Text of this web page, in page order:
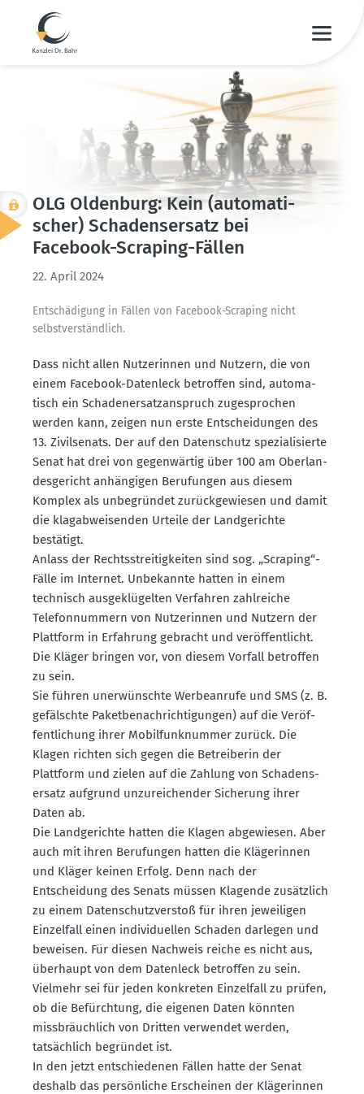
OLG Oldenburg: Kein (automa­ti­
scher) Schadens­ersatz bei
Facebook-Scraping-Fällen
22. April 2024
Entschä­digung in Fällen von Facebook-Scraping nicht
selbst­ver­ständlich.
Dass nicht allen Nutze­rinnen und Nutzern, die von
einem Facebook-Datenleck betroffen sind, automa­
tisch ein Schaden­er­satz­an­spruch zugesprochen
werden kann, zeigen nun erste Entschei­dungen des
13. Zivil­senats. Der auf den Daten­schutz spezia­li­sierte
Senat hat drei von gegen­wärtig über 100 am Oberlan­
des­ge­richt anhän­gigen Berufungen aus diesem
Komplex als unbegründet zurück­ge­wiesen und damit
die klagab­wei­senden Urteile der Landge­richte
bestätigt.
Anlass der Rechts­strei­tig­keiten sind sog. „Scraping“-
Fälle im Internet. Unbekannte hatten in einem
technisch ausge­klü­gelten Verfahren zahlreiche
Telefon­nummern von Nutze­rinnen und Nutzern der
Plattform in Erfahrung gebracht und veröf­fent­licht.
Die Kläger bringen vor, von diesem Vorfall betroffen
zu sein.
Sie führen unerwünschte Werbe­anrufe und SMS (z. B.
gefälschte Paket­be­nach­rich­ti­gungen) auf die Veröf­
fent­li­chung ihrer Mobil­funk­nummer zurück. Die
Klagen richten sich gegen die Betrei­berin der
Plattform und zielen auf die Zahlung von Schadens­
ersatz aufgrund unzurei­chender Sicherung ihrer
Daten ab.
Die Landge­richte hatten die Klagen abgewiesen. Aber
auch mit ihren Berufungen hatten die Kläge­rinnen
und Kläger keinen Erfolg. Denn nach der
Entscheidung des Senats müssen Klagende zusätzlich
zu einem Daten­schutz­verstoß für ihren jewei­ligen
Einzelfall einen indivi­du­ellen Schaden darlegen und
beweisen. Für diesen Nachweis reiche es nicht aus,
überhaupt von dem Datenleck betroffen zu sein.
Vielmehr sei für jeden konkreten Einzelfall zu prüfen,
ob die Befürchtung, die eigenen Daten könnten
missbräuchlich von Dritten verwendet werden,
tatsächlich begründet ist.
In den jetzt entschie­denen Fällen hatte der Senat
deshalb das persön­liche Erscheinen der Kläge­rinnen